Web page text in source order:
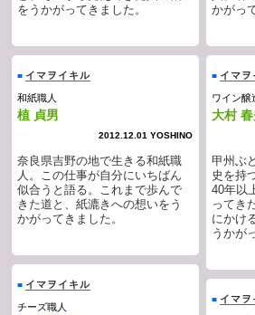
をうかがってきました。
かがっ
■ イマヲイキル
和紙職人
植 貞男
2012.12.01 YOSHINO
奈良県吉野の地で生きる和紙職
人。この仕事が自分にいちばん
似合うと語る。これまで歩んで
きた道と、紙漉きへの想いをう
かがってきました。
■ イマヲ
ワイン醸
大村
甲州ぶ
史を持
40年以
ってき
にかけ
うかが
■ イマヲイキル
チーズ職人
■ イマヲ